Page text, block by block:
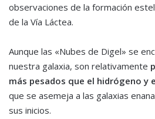
observaciones de la formación
de la Vía Láctea.
Aunque las «Nubes de Digel» se
nuestra galaxia, son relativamente
más pesados que el hidrógeno y
que se asemeja a las galaxias
sus inicios.